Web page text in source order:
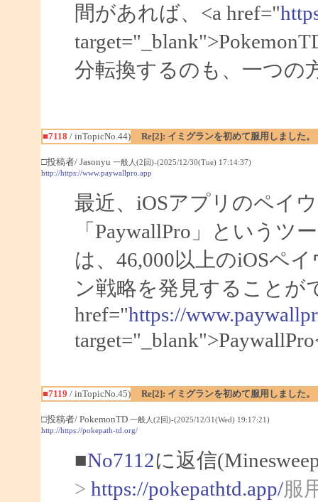
間があれば、<a href="
分転換するのも、一つの
■7118 / inTopicNo.44) Re[2]: イミグランを初めて服用しました。
□投稿者/ Jasonyu 一般人(2回)-(2025/12/30(Tue) 17:14:37)
http://https://www.paywallpro.app
最近、iOSアプリのペイ
「PaywallPro」という
は、46,000以上のiOSペ
ン戦略を発見することが
href="https://
■7119 / inTopicNo.45) Re[2]: イミグランを初めて服用しました。
□投稿者/ PokemonTD 一般人(2回)-(2025/12/31(Wed) 19:17:21)
http://https://pokepath-td.org/
■No7112に返信
> https://pokepathtd.app/服